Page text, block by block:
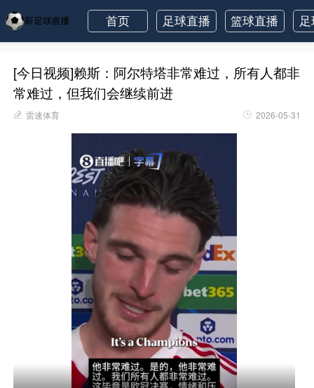
首页 足球直播 篮球直播
[今日视频]赖斯：阿尔特塔非常难过，所有人都非
常难过，但我们会继续前进
雷速体育 2026-05-31